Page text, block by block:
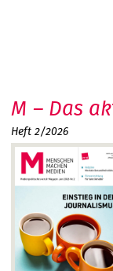
M – Das
Heft 2/2026